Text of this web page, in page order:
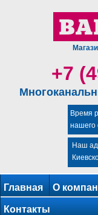
+7
Время
нашего
Наш
Главная О
Контакты